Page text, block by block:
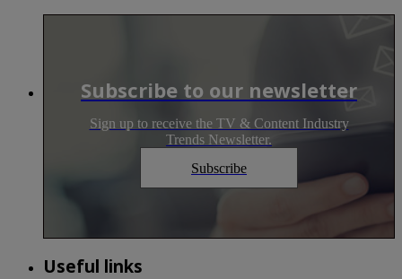
Subscribe to our newsletter
Sign up to receive the TV & Content Industry
Trends Newsletter.
Subscribe
Useful links